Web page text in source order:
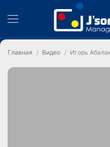
Главная Видео Игорь